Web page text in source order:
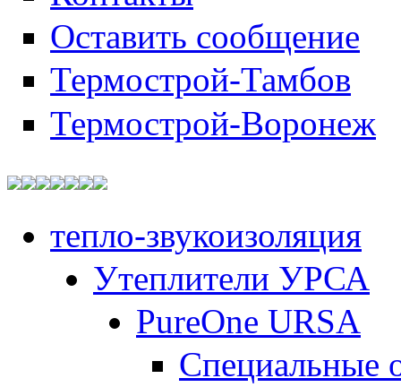
Оставить сообщение
Термострой-Тамбов
Термострой-Воронеж
тепло-звукоизоляция
Утеплители УРСА
PureOne URSA
Специальные